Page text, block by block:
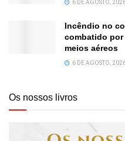
6 DE AGOSTO,
Incêndio no
combatido por
meios aéreos
6 DE AGOSTO,
Os nossos livros